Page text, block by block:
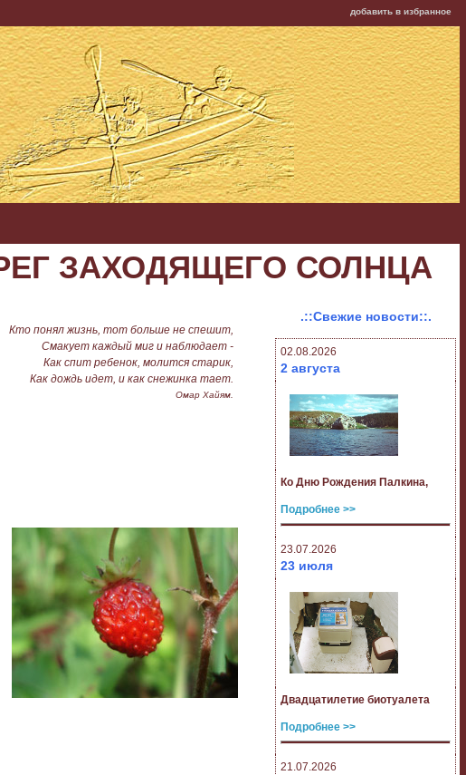
добавить в избранное
ЗАХОДЯЩЕГО СОЛНЦА
Кто понял жизнь, тот больше не спешит,
Смакует каждый миг и наблюдает -
Как спит ребенок, молится старик,
Как дождь идет, и как снежинка тает.
Омар Хайям.
.::Свежие новости::.
02.08.2026
2 августа
Ко Дню Рождения Палкина,
Подробнее >>
23.07.2026
23 июля
Двадцатилетие биотуалета
Подробнее >>
21.07.2026